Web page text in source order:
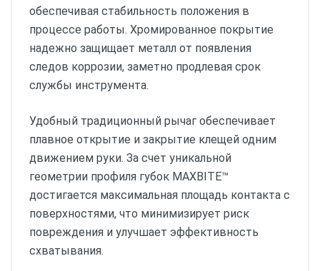
обеспечивая стабильность положения в
процессе работы. Хромированное покрытие
надежно защищает металл от появления
следов коррозии, заметно продлевая срок
службы инструмента.
Удобный традиционный рычаг обеспечивает
плавное открытие и закрытие клещей одним
движением руки. За счет уникальной
геометрии профиля губок MAXBITE™
достигается максимальная площадь контакта с
поверхностями, что минимизирует риск
повреждения и улучшает эффективность
схватывания.